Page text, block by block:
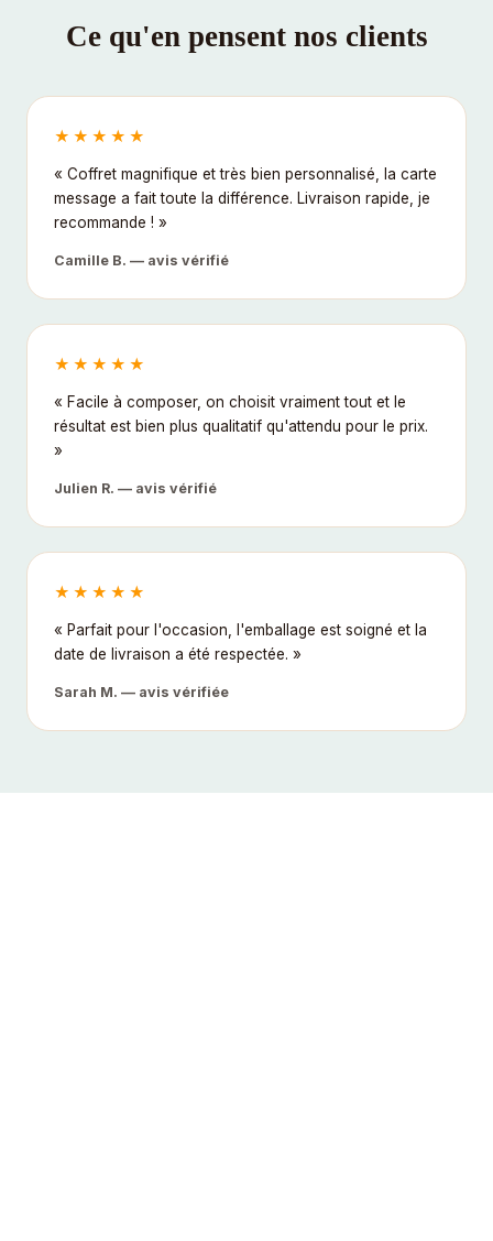
Ce qu'en pensent nos clients
★★★★★
« Coffret magnifique et très bien personnalisé, la carte
message a fait toute la différence. Livraison rapide, je
recommande ! »
Camille B. — avis vérifié
★★★★★
« Facile à composer, on choisit vraiment tout et le
résultat est bien plus qualitatif qu'attendu pour le prix.
»
Julien R. — avis vérifié
★★★★★
« Parfait pour l'occasion, l'emballage est soigné et la
date de livraison a été respectée. »
Sarah M. — avis vérifiée